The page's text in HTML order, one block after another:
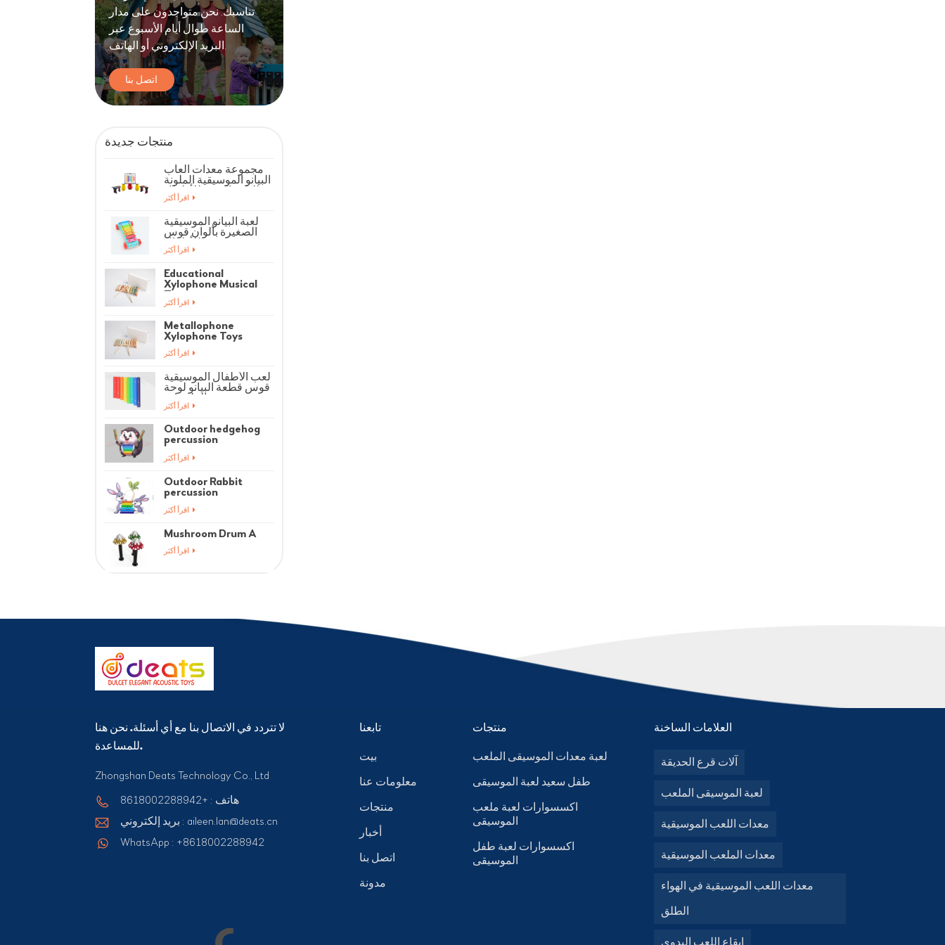
تناسبك. نحن متواجدون على مدار
الساعة طوال أيام الأسبوع عبر
البريد الإلكتروني أو الهاتف.
اتصل بنا
منتجات جديدة
مجموعة معدات ألعاب
البيانو الموسيقية الملونة
للياقة البدنية للأطفال
لعبة البيانو الموسيقية
الصغيرة بألوان قوس
قزح للأطفال
Educational
Xylophone Musical
Toys
Metallophone
Xylophone Toys
لعب الأطفال الموسيقية
قوس قطعة البيانو لوحة
الملحقات
Outdoor hedgehog
percussion
instrument
Outdoor Rabbit
percussion
instrument
Mushroom Drum A
لا تتردد في الاتصال بنا مع أي أسئلة. نحن هنا
للمساعدة.
Zhongshan Deats Technology Co., Ltd
هاتف : +8618002288942
بريد إلكتروني : aileen.lan@deats.cn
WhatsApp : +8618002288942
تابعنا
بيت
معلومات عنا
منتجات
أخبار
اتصل بنا
مدونة
منتجات
لعبة معدات الموسيقى الملعب
طفل سعيد لعبة الموسيقى
اكسسوارات لعبة ملعب
الموسيقى
اكسسوارات لعبة طفل
الموسيقى
العلامات الساخنة
آلات قرع الحديقة
لعبة الموسيقى الملعب
معدات اللعب الموسيقية
معدات الملعب الموسيقية
معدات اللعب الموسيقية في الهواء
الطلق
إيقاع اللعب اليدوي